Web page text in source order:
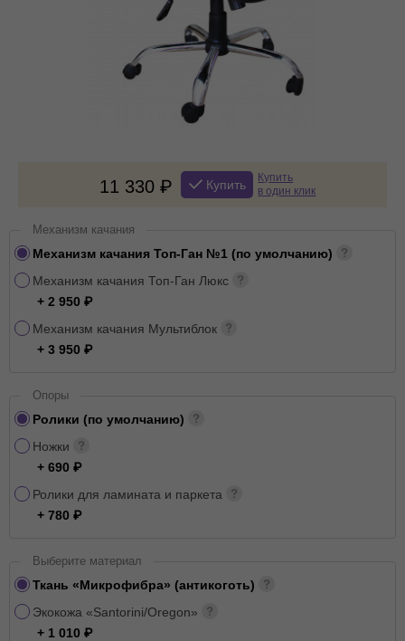
11 330 Купить
Купить
в один клик
Механизм качания
Механизм качания Топ-Ган №1 (по умолчанию)
Механизм качания Топ-Ган Люкс
+ 2 950
Механизм качания Мультиблок
+ 3 950
Опоры
Ролики (по умолчанию)
Ножки
+ 690
Ролики для ламината и паркета
+ 780
Выберите материал
Ткань «Микрофибра» (антикоготь)
Экокожа «Santorini/Oregon»
+ 1 010